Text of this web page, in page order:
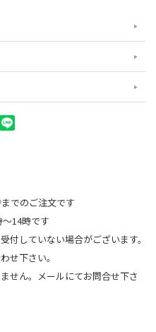
でのご注文です
14時です
していない場合がございます。
せ下さい。
せん。メールにてお問合せ下さ